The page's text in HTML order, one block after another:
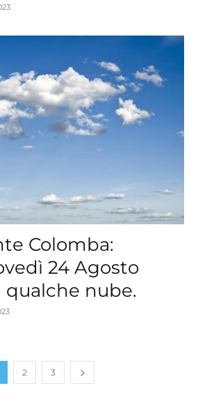
Colomba:
24 Agosto
qualche nube.
2 3